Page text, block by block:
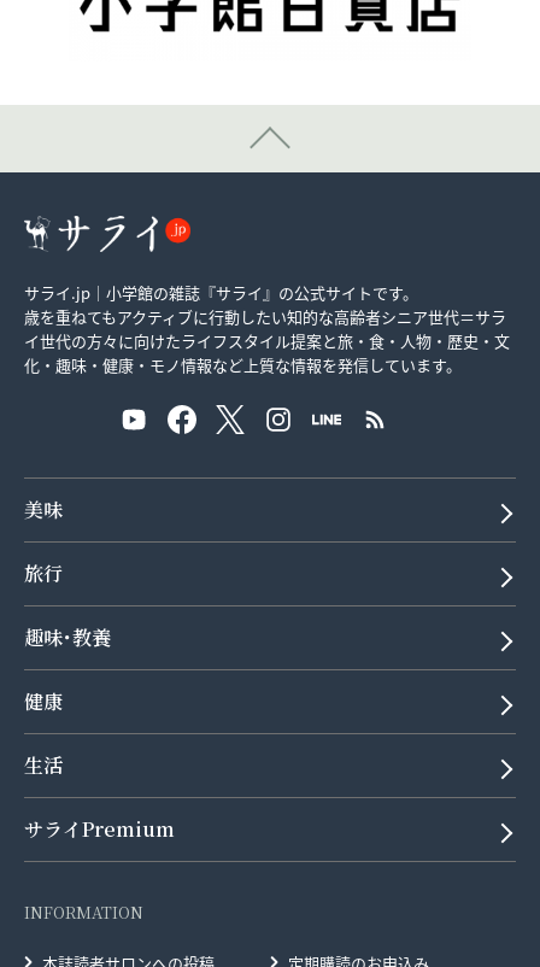
サライ.jp｜小学館の雑誌『サライ』の公式サイトです。
歳を重ねてもアクティブに行動したい知的な高齢者シニア世代＝サラ
イ世代の方々に向けたライフスタイル提案と旅・食・人物・歴史・文
化・趣味・健康・モノ情報など上質な情報を発信しています。
美味
旅行
趣味･教養
健康
生活
サライPremium
INFORMATION
本誌読者サロンへの投稿 定期購読のお申込み